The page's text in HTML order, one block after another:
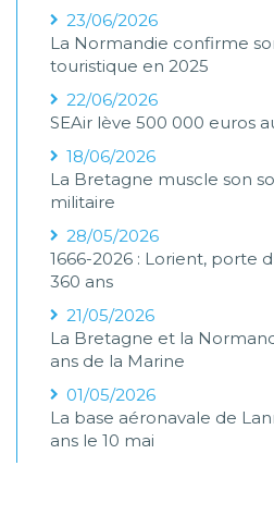
23/06/2026
La Normandie confirme
touristique en 2025
22/06/2026
SEAir lève 500 000 euros
18/06/2026
La Bretagne muscle son
militaire
28/05/2026
1666-2026 : Lorient, porte
360 ans
21/05/2026
La Bretagne et la
ans de la Marine
01/05/2026
La base aéronavale de
ans le 10 mai